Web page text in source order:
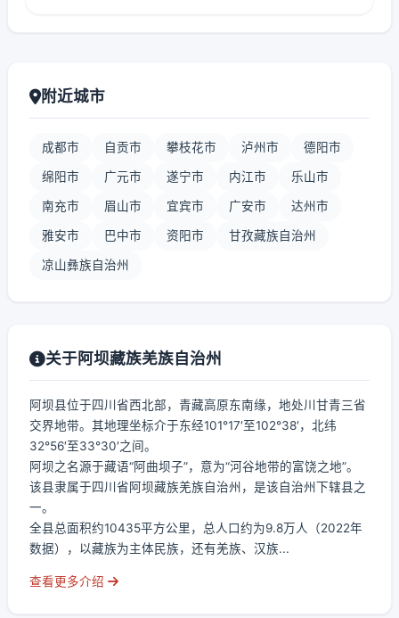
附近城市
成都市 自贡市 攀枝花市 泸州市 德阳市
绵阳市 广元市 遂宁市 内江市 乐山市
南充市 眉山市 宜宾市 广安市 达州市
雅安市 巴中市 资阳市 甘孜藏族自治州
凉山彝族自治州
关于阿坝藏族羌族自治州
阿坝县位于四川省西北部，青藏高原东南缘，地处川甘青三省
交界地带。其地理坐标介于东经101°17′至102°38′，北纬
32°56′至33°30′之间。
阿坝之名源于藏语“阿曲坝子”，意为“河谷地带的富饶之地”。
该县隶属于四川省阿坝藏族羌族自治州，是该自治州下辖县之
一。
全县总面积约10435平方公里，总人口约为9.8万人（2022年
数据），以藏族为主体民族，还有羌族、汉族...
查看更多介绍